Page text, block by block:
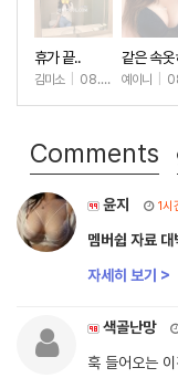
휴가 끝..
김미소 08.07 +99
같은 속옷
예이니
Comments
윤지 1시
멤버쉽 자료
자세히 보기 >
색골난망
훅 들어오는